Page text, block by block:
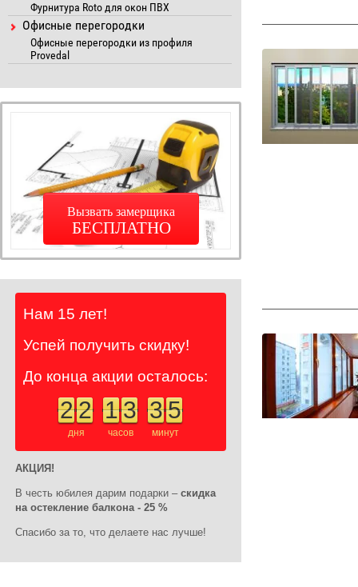
Фурнитура Roto для окон ПВХ
Офисные перегородки
Офисные перегородки из профиля
Provedal
Вызвать замерщика
БЕСПЛАТНО
Нам 15 лет!
Успей получить скидку!
До конца акции осталось:
22
дня
13
часов
35
минут
АКЦИЯ!
В честь юбилея дарим подарки – скидка
на остекление балкона - 25 %
Спасибо за то, что делаете нас лучше!